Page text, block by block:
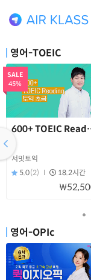
영어-TOEIC
SALE
45%
600+ TOEIC
서밋토익
5.0(2) 18.2시간
영어-OPIc